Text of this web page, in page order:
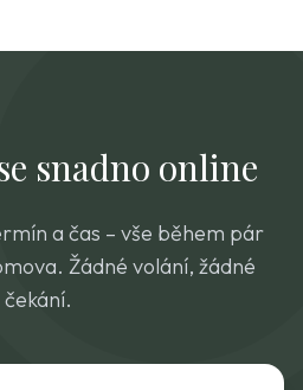
snadno online
a čas – vše během pár
Žádné volání, žádné
čekání.